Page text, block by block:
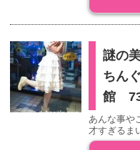
謎の
ちん
館 73
あんな事や
才すぎるま